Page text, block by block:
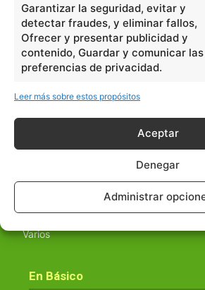
Garantizar la seguridad, evitar y
detectar fraudes, y eliminar fallos,
Ofrecer y presentar publicidad y
contenido, Guardar y comunicar las
preferencias de privacidad.
Leer más sobre estos propósitos
Aceptar
Denegar
Administrar
Filosofía
Tecnología
Varios
En Básico